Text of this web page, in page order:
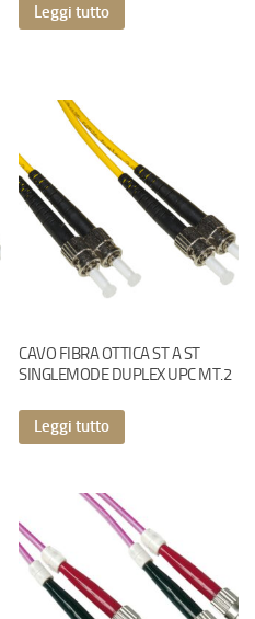
Leggi tutto
CAVO FIBRA OTTICA ST A ST
SINGLEMODE DUPLEX UPC MT.2
Leggi tutto